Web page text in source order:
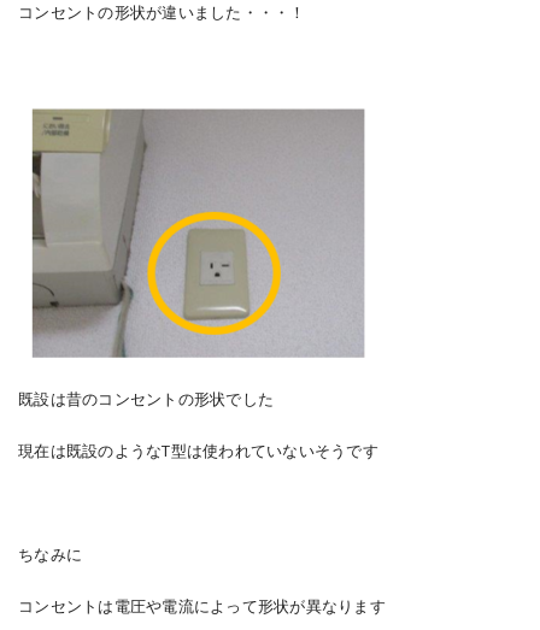
コンセントの形状が違いました・・・！
既設は昔のコンセントの形状でした
現在は既設のようなT型は使われていないそうです
ちなみに
コンセントは電圧や電流によって形状が異なります